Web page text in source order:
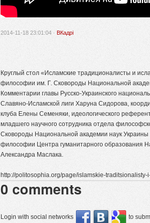
2014-11-18 23:01:04 · ВКадрі
Круглый стол «Исламские традиционалисты и
философии им. Г. Сковороды Национальной
Комментарии главы Русско-Украинского
Славяно-Исламской лиги Харуна Сидорова,
клуба Елены Семеняки, идеологического
младшего научного сотрудника отдела
Сковороды Национальной академии наук
философии Центра гуманитарного образования
Александра Маслака.
http://politosophia.org/page/islamskie-
0 comments
Login with social networks to